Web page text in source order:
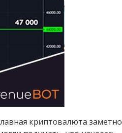
криптовалюта заметно